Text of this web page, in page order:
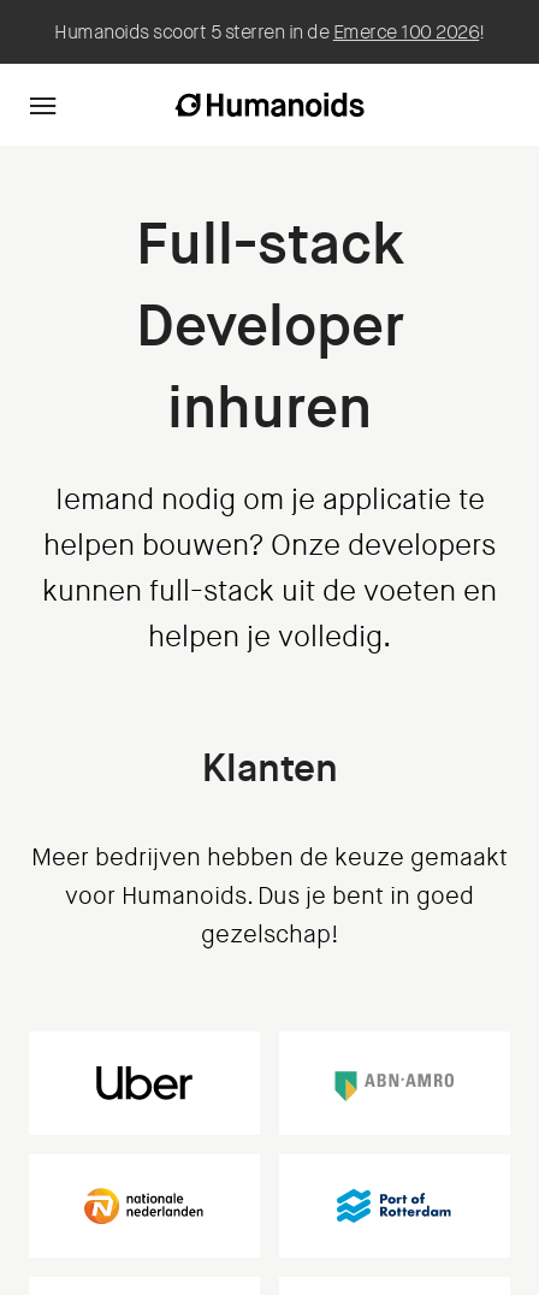
Humanoids scoort 5 sterren in deEmerce 100 2026!
Full-stack
Developer
inhuren
Iemand nodig om je applicatie te
helpen bouwen? Onze developers
kunnen full-stack uit de voeten en
helpen je volledig.
Klanten
Meer bedrijven hebben de keuze gemaakt
voor Humanoids. Dus je bent in goed
gezelschap!